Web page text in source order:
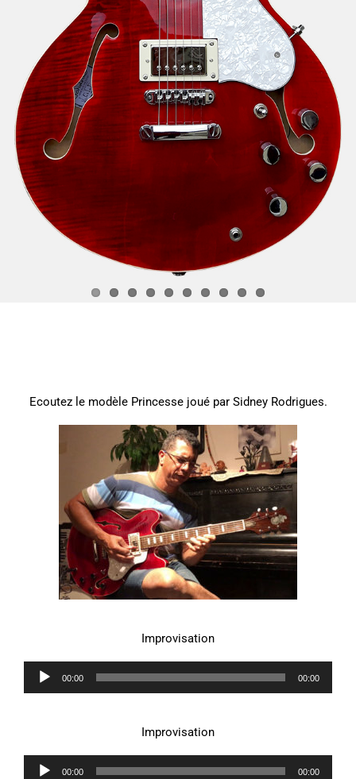
Ecoutez le modèle Princesse joué par Sidney Rodrigues.
Improvisation
Lecteur
audio
00:00 00:00
Improvisation
Lecteur
00:00 00:00